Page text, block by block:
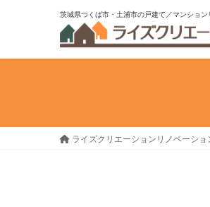
ン
キ
ー
に
茨城県つくば市・土浦市の戸建て／マンション
ライズクリエーションリノベーショ